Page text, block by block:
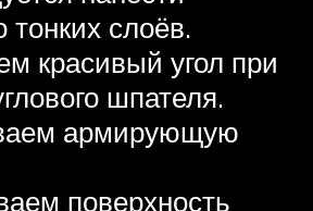
тонких слоёв.
красивый угол при
шпателя.
армирующую
поверхность